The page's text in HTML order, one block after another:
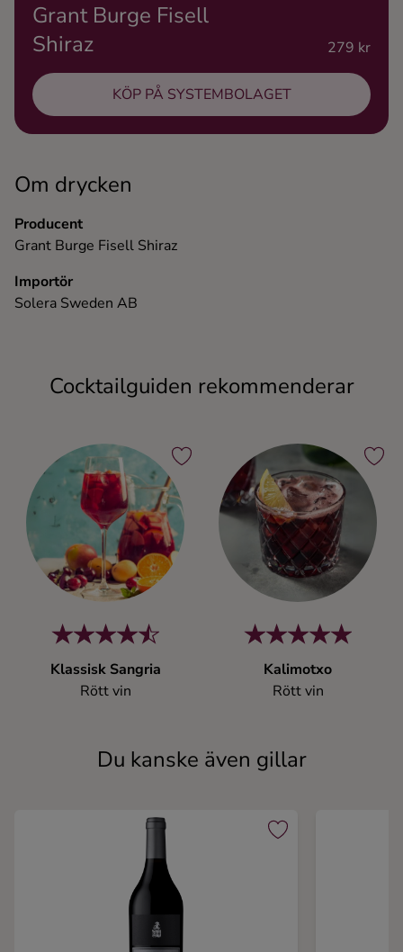
Om drycken
Producent
Grant Burge Fisell Shiraz
Importör
Solera Sweden AB
Grant Burge Fisell
Shiraz
279 kr
KÖP PÅ SYSTEMBOLAGET
Cocktailguiden rekommenderar
Klassisk Sangria
Rött vin
Kalimotxo
Rött vin
Du kanske även gillar